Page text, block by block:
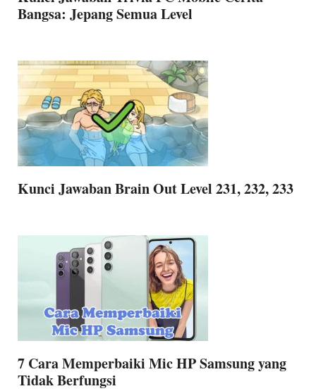
Bangsa: Jepang Semua Level
Kunci Jawaban Brain Out Level 231, 232, 233
7 Cara Memperbaiki Mic HP Samsung yang
Tidak Berfungsi